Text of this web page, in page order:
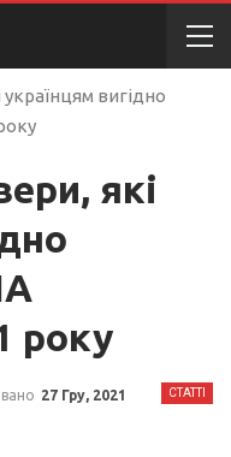
вигідно
які
року
СТАТТІ
27 Гру, 2021